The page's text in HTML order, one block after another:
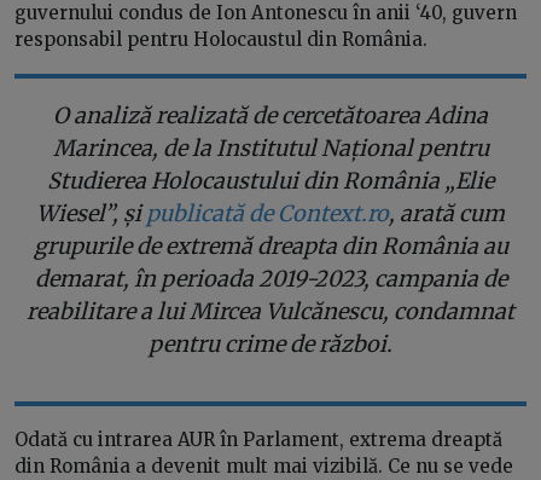
guvernului condus de Ion Antonescu în anii ‘40, guvern
responsabil pentru Holocaustul din România.
O analiză realizată de cercetătoarea Adina
Marincea, de la Institutul Național pentru
Studierea Holocaustului din România „Elie
Wiesel”, șipublicată de Context.ro, arată cum
grupurile de extremă dreapta din România au
demarat, în perioada 2019-2023, campania de
reabilitare a lui Mircea Vulcănescu, condamnat
pentru crime de război.
Odată cu intrarea AUR în Parlament, extrema dreaptă
din România a devenit mult mai vizibilă. Ce nu se vede